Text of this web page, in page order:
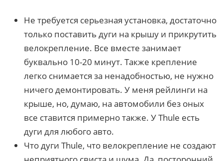
Не требуется серьезная установка, достаточно
только поставить дуги на крышу и прикрутить
велокрепление. Все вместе занимает
буквально 10-20 минут. Также крепление
легко снимается за ненадобностью, не нужно
ничего демонтировать. У меня рейлинги на
крыше, но, думаю, на автомобили без оных
все ставится примерно также. У Thule есть
дуги для любого авто.
Что дуги Thule, что велокрепление не создают